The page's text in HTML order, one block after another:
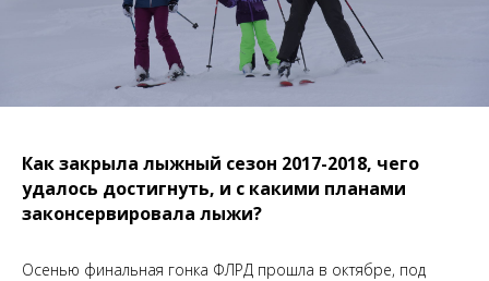
Как закрыла лыжный сезон 2017-2018, чего
удалось достигнуть, и с какими планами
законсервировала лыжи?
Осенью финальная гонка ФЛРД прошла в октябре, под